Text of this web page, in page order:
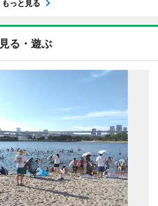
もっと見る
見る・遊ぶ